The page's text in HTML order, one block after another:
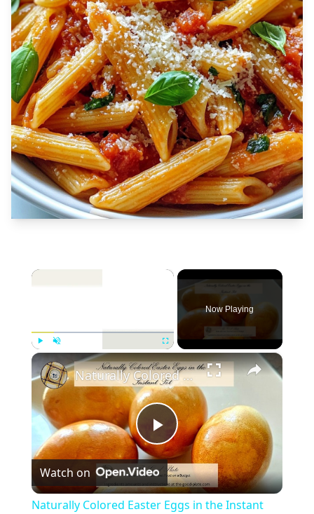
×
Now Playing
×
Play
Video
Naturally Colored Easter Eggs in the Instant Pot
Watch on
Naturally Colored Easter Eggs in the Instant